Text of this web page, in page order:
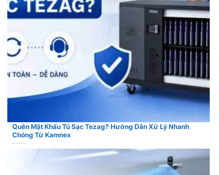
Quên Mật Khẩu Tủ Sạc Tezag? Hướng Dẫn Xử Lý Nhanh
Chóng Từ Kamnex